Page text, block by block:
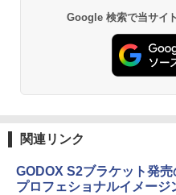
Google 検索で当サイ
関連リンク
GODOX S2ブラケット発
プロフェショナルイメージ